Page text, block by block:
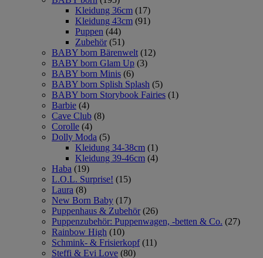
Kleidung 36cm (17)
Kleidung 43cm (91)
Puppen (44)
Zubehör (51)
BABY born Bärenwelt (12)
BABY born Glam Up (3)
BABY born Minis (6)
BABY born Splish Splash (5)
BABY born Storybook Fairies (1)
Barbie (4)
Cave Club (8)
Corolle (4)
Dolly Moda (5)
Kleidung 34-38cm (1)
Kleidung 39-46cm (4)
Haba (19)
L.O.L. Surprise! (15)
Laura (8)
New Born Baby (17)
Puppenhaus & Zubehör (26)
Puppenzubehör: Puppenwagen, -betten & Co. (27)
Rainbow High (10)
Schmink- & Frisierkopf (11)
Steffi & Evi Love (80)